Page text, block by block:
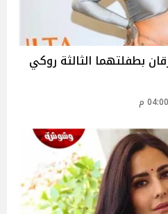
بطفلتهما الثالثة روكي